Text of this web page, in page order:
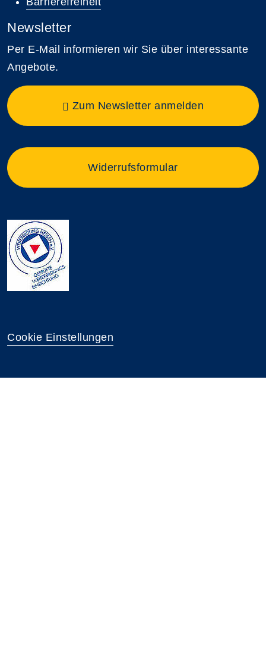
Newsletter
Per E-Mail informieren wir Sie über interessante
Angebote.
Zum Newsletter anmelden
Widerrufsformular
Cookie Einstellungen